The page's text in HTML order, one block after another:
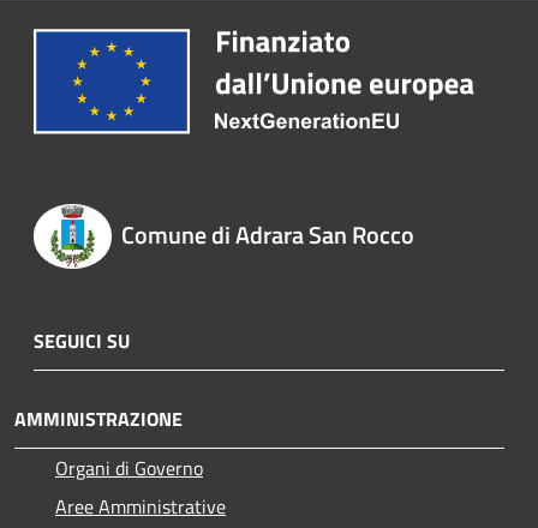
Comune di Adrara San Rocco
SEGUICI SU
AMMINISTRAZIONE
Organi di Governo
Aree Amministrative